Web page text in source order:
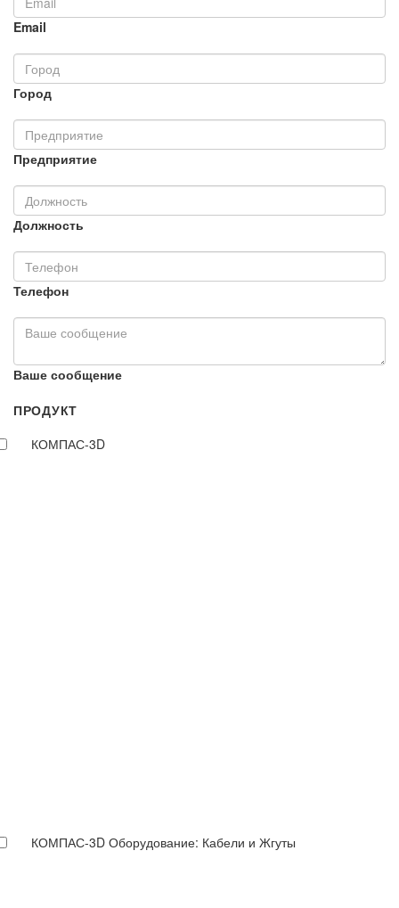
Email
Город
Предприятие
Должность
Телефон
Ваше сообщение
ПРОДУКТ
КОМПАС-3D
КОМПАС-3D Оборудование: Кабели и Жгуты